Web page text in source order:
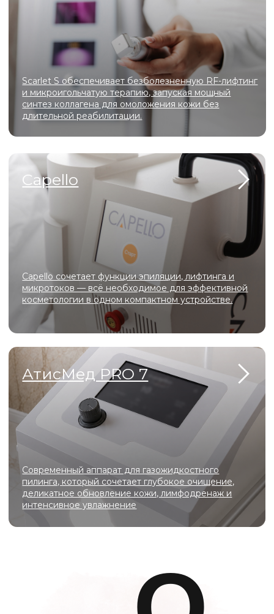
Комфортные, хорошо оборудованные
кабинеты
Самые безопасные инъекционные
методики
Эффективные лазерные технологии
для коррекции шрамов, рубцов,
возрастных изменений
Доступные цены
Регулярные скидки и акции для
новых пациентов
Специалисты
с 10-летним опытом